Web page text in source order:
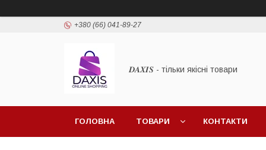
+380 (66) 041-89-27
𝑫𝑨𝑿𝑰𝑺 - тільки якісні товари
ГОЛОВНА ТОВАРИ КОНТАКТИ